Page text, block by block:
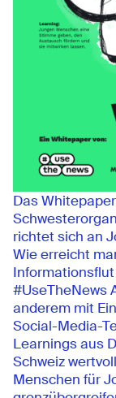
Das
richtet sich an
Wie erreicht
#UseTheNews
anderem mit
Social-Media-
Learnings aus
Schweiz
Menschen für